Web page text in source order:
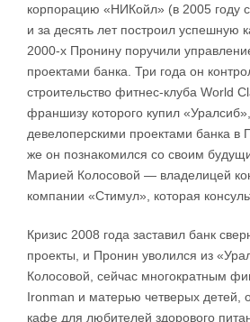
корпорацию «НИКойл» (в 2005 году
и за десять лет построил успешную
2000-х Пронину поручили
проектами банка. Три года он
строительство фитнес-клуба World
франшизу которого купил
девелоперскими проектами банка в
же он познакомился со своим
Марией Колосовой — владелицей
компании «Стимул», которая
Кризис 2008 года заставил банк
проекты, и Пронин уволился из
Колосовой, сейчас многократным
Ironman и матерью четверых детей,
кафе для любителей здорового